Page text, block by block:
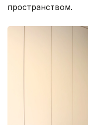
пространством.